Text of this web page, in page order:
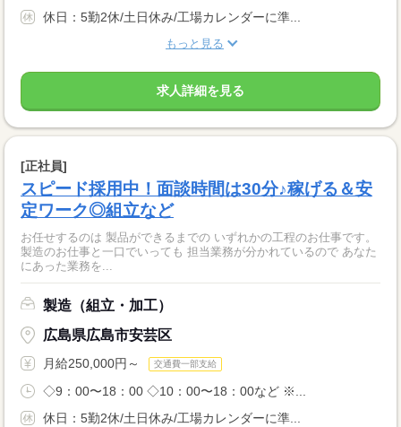
休日：5勤2休/土日休み/工場カレンダーに準...
もっと見る
求人詳細を見る
[正社員]
スピード採用中！面談時間は30分♪稼げる＆安
定ワーク◎組立など
お任せするのは 製品ができるまでの いずれかの工程のお仕事です。
製造のお仕事と一口でいっても 担当業務が分かれているので あなた
にあった業務を...
製造（組立・加工）
広島県広島市安芸区
月給250,000円～ 交通費一部支給
◇9：00〜18：00 ◇10：00〜18：00など ※...
休日：5勤2休/土日休み/工場カレンダーに準...